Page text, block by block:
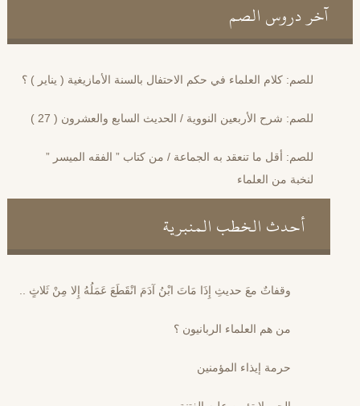
آخر دروس الصم
للصم: كلام العلماء في حكم الاحتفال بالسنة الأمازيغية ( يناير ) ؟
للصم: شرح الأربعين النووية / الحديث السابع والعشرون ( 27 )
للصم: أقل ما تنعقد به الجماعة / من كتاب ” الفقه الميسر ”
لنخبة من العلماء
أحدث الخطب المنبرية
وقفاتٌ معَ حديثِ إِذَا مَاتَ ابْنُ آدَمَ انْقَطَعَ عَمَلُهُ إِلا مِنْ ثَلاثٍ ..
من هم العلماء الربانيون ؟
حرمة إيذاء المؤمنين